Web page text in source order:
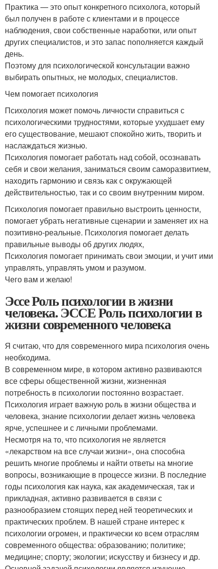
Практика — это опыт конкретного психолога, который
был получен в работе с клиентами и в процессе
наблюдения, свои собственные наработки, или опыт
других специалистов, и это запас пополняется каждый
день.
Поэтому для психологической консультации важно
выбирать опытных, не молодых, специалистов.
Чем помогает психология
Психология может помочь личности справиться с
психологическими трудностями, которые ухудшает ему
его существование, мешают спокойно жить, творить и
наслаждаться жизнью.
Психология помогает работать над собой, осознавать
себя и свои желания, заниматься своим саморазвитием,
находить гармонию и связь как с окружающей
действительностью, так и со своим внутренним миром.
Психология помогает правильно выстроить ценности,
помогает убрать негативные сценарии и заменяет их на
позитивно-реальные. Психология помогает делать
правильные выводы об других людях,
Психология помогает принимать свои эмоции, и учит ими
управлять, управлять умом и разумом.
Чего вам и желаю!
Эссе Роль психологии в жизни
человека. ЭССЕ Роль психологии в
жизни современного человека
Я считаю, что для современного мира психология очень
необходима.
В современном мире, в котором активно развиваются
все сферы общественной жизни, жизненная
потребность в психологии постоянно возрастает.
Психология играет важную роль в жизни общества и
человека, знание психологии делает жизнь человека
ярче, успешнее и с личными проблемами.
Несмотря на то, что психология не является
«лекарством на все случаи жизни», она способна
решить многие проблемы и найти ответы на многие
вопросы, возникающие в процессе жизни. В последние
годы психология как наука, как академическая, так и
прикладная, активно развивается в связи с
разнообразием стоящих перед ней теоретических и
практических проблем. В нашей стране интерес к
психологии огромен, и практически ко всем отраслям
современного общества: образованию; политике;
медицине; спорту; экологии; искусству и бизнесу и др.